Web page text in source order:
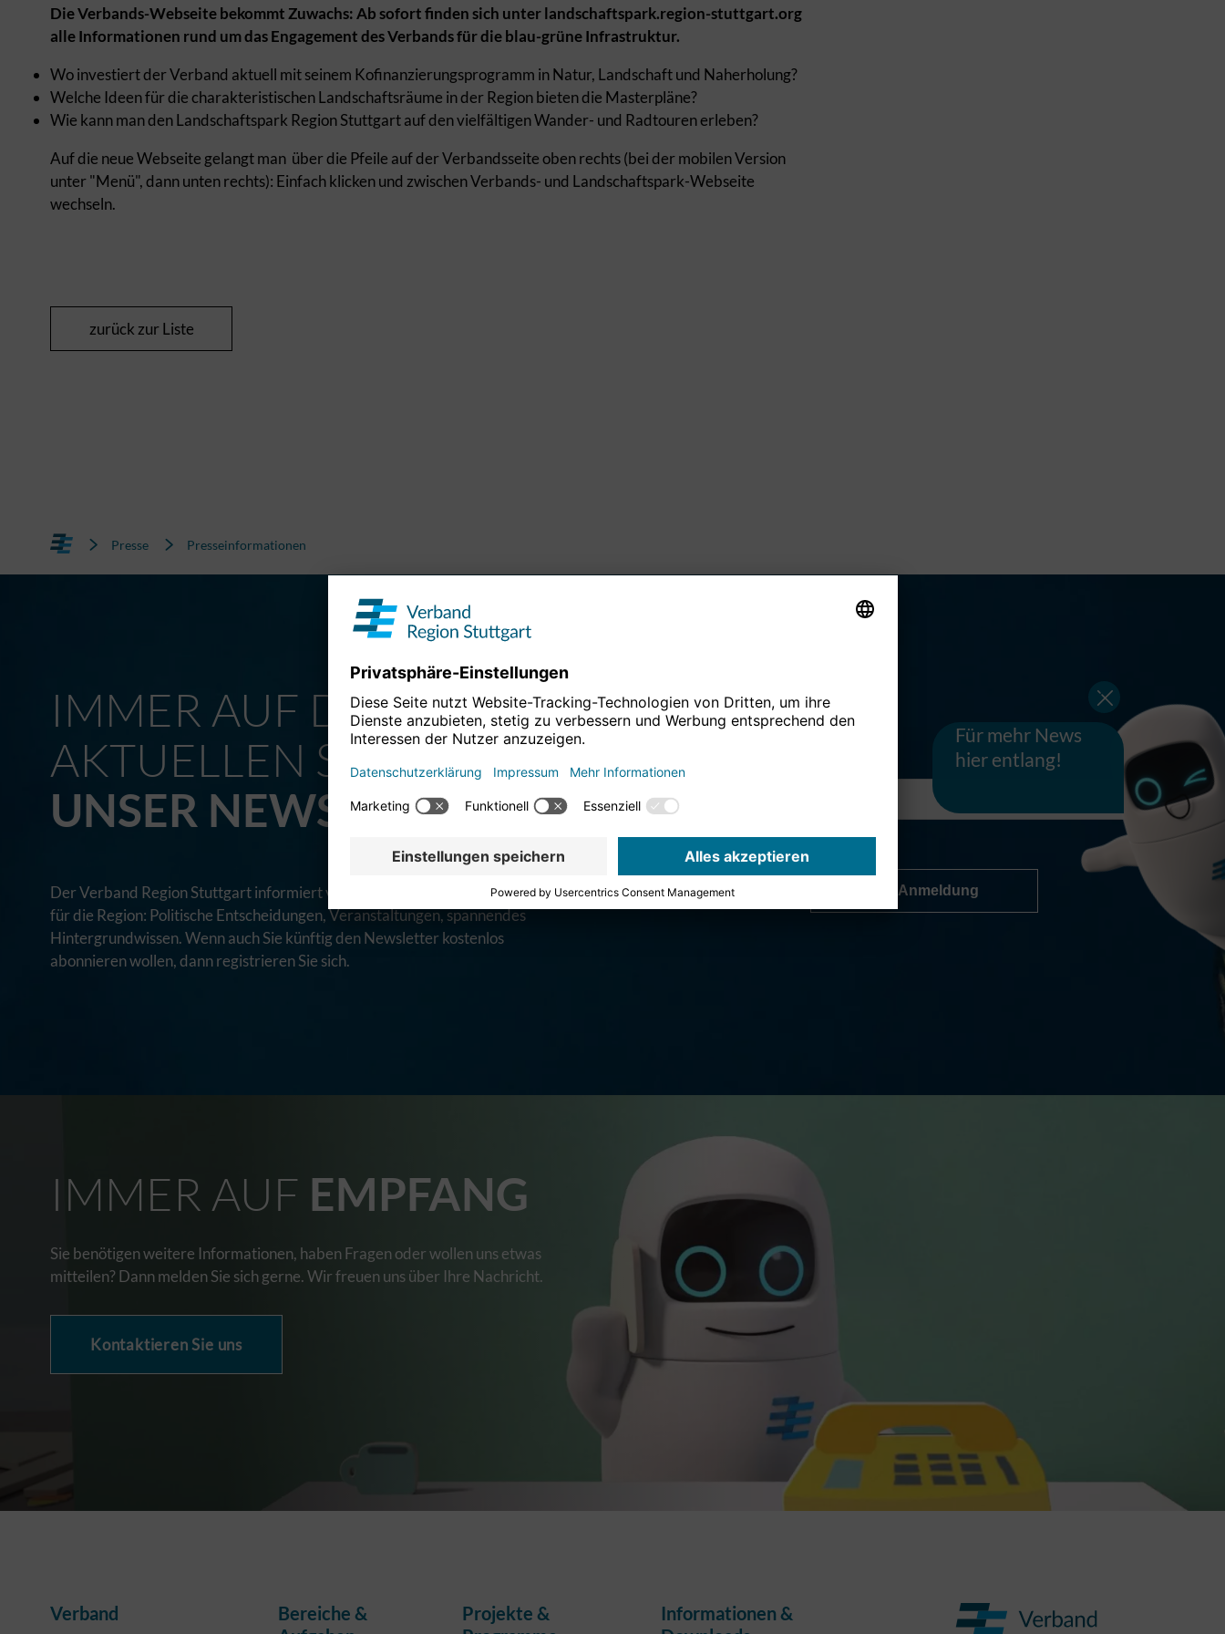
Die Verbands-Webseite bekommt Zuwachs: Ab sofort finden sich unter landschaftspark.region-stuttgart.org
alle Informationen rund um das Engagement des Verbands für die blau-grüne Infrastruktur.
Wo investiert der Verband aktuell mit seinem Kofinanzierungsprogramm in Natur, Landschaft und Naherholung?
Welche Ideen für die charakteristischen Landschaftsräume in der Region bieten die Masterpläne?
Wie kann man den Landschaftspark Region Stuttgart auf den vielfältigen Wander- und Radtouren erleben?
Auf die neue Webseite gelangt man über die Pfeile auf der Verbandsseite oben rechts (bei der mobilen Version
unter "Menü", dann unten rechts): Einfach klicken und zwischen Verbands- und Landschaftspark-Webseite
wechseln.
zurück zur Liste
Für mehr News
hier entlang!
Presse Presseinformationen
IMMER AUF DEM
AKTUELLEN STAND
UNSER NEWSLETTER
Der Verband Region Stuttgart informiert via Newsletter aus der Region
für die Region: Politische Entscheidungen, Veranstaltungen, spannendes
Hintergrundwissen. Wenn auch Sie künftig den Newsletter kostenlos
abonnieren wollen, dann registrieren Sie sich.
Zur Anmeldung
IMMER AUF EMPFANG
Sie benötigen weitere Informationen, haben Fragen oder wollen uns etwas
mitteilen? Dann melden Sie sich gerne. Wir freuen uns über Ihre Nachricht.
Kontaktieren Sie uns
Verband
Bereiche &
Projekte &
Informationen &